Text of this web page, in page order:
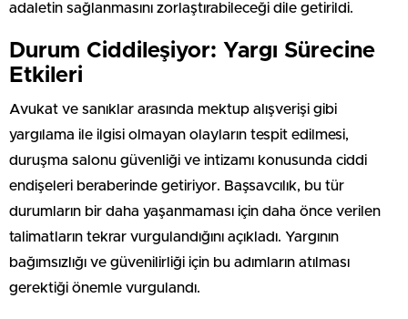
adaletin sağlanmasını zorlaştırabileceği dile getirildi.
Durum Ciddileşiyor: Yargı Sürecine
Etkileri
Avukat ve sanıklar arasında mektup alışverişi gibi
yargılama ile ilgisi olmayan olayların tespit edilmesi,
duruşma salonu güvenliği ve intizamı konusunda ciddi
endişeleri beraberinde getiriyor. Başsavcılık, bu tür
durumların bir daha yaşanmaması için daha önce verilen
talimatların tekrar vurgulandığını açıkladı. Yargının
bağımsızlığı ve güvenilirliği için bu adımların atılması
gerektiği önemle vurgulandı.